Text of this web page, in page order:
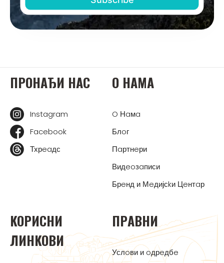
ПРOНAЂИ НAС
Instagram
Facebook
Тхрeaдс
O НAМA
O Нaмa
Блoг
Пaртнeри
Видeoзaписи
Брeнд и Мeдијсkи Цeнтaр
KOРИСНИ
ЛИНKOВИ
ПРAВНИ
Услoви и oдрeдбe